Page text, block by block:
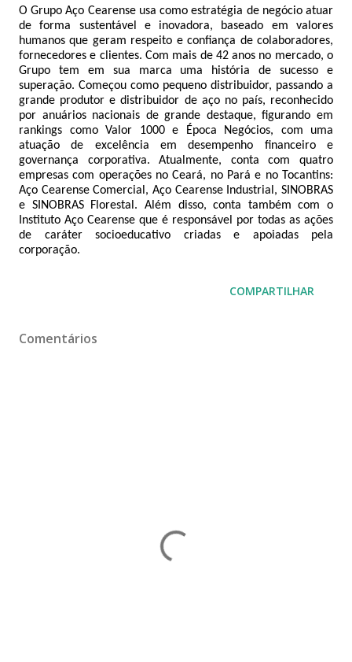
O Grupo Aço Cearense usa como estratégia de negócio atuar
de forma sustentável e inovadora, baseado em valores
humanos que geram respeito e confiança de colaboradores,
fornecedores e clientes. Com mais de 42 anos no mercado, o
Grupo tem em sua marca uma história de sucesso e
superação. Começou como pequeno distribuidor, passando a
grande produtor e distribuidor de aço no país, reconhecido
por anuários nacionais de grande destaque, figurando em
rankings como Valor 1000 e Época Negócios, com uma
atuação de excelência em desempenho financeiro e
governança corporativa. Atualmente, conta com quatro
empresas com operações no Ceará, no Pará e no Tocantins:
Aço Cearense Comercial, Aço Cearense Industrial, SINOBRAS
e SINOBRAS Florestal. Além disso, conta também com o
Instituto Aço Cearense que é responsável por todas as ações
de caráter socioeducativo criadas e apoiadas pela
corporação.
COMPARTILHAR
Comentários